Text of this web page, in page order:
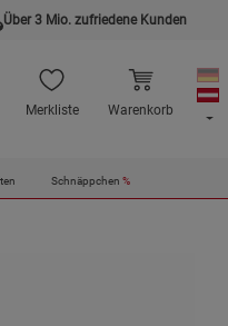
Über 3 Mio. zufriedene Kunden
Merkliste Warenkorb
Schnäppchen %